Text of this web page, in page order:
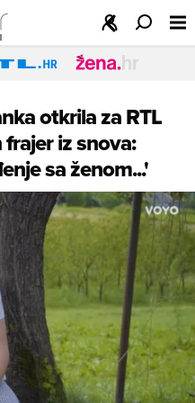
otkrila za RTL
iz snova:
sa ženom...'